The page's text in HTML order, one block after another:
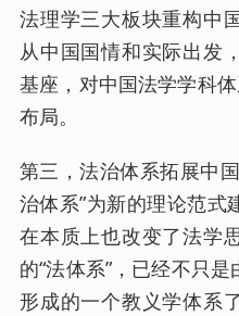
法理学三大板块重构中
从中国国情和实际出发
基座，对中国法学学科
布局。
第三，法治体系拓展中
治体系”为新的理论范式
在本质上也改变了法学
的“法体系”，已经不只
形成的一个教义学体系